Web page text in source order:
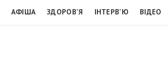
АФІША ЗДОРОВ'Я ІНТЕРВ'Ю ВІДЕО